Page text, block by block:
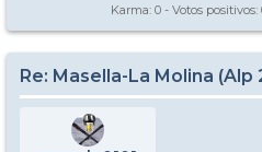
Karma: 0 - Votos positivos:
Re: Masella-La Molina (Alp